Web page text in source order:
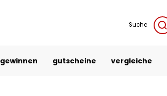
Suche
gewinnen gutscheine vergleiche